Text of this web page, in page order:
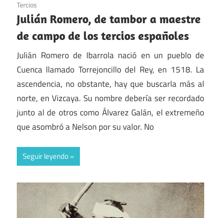
Tercios
Julián Romero, de tambor a maestre
de campo de los tercios españoles
Julián Romero de Ibarrola nació en un pueblo de
Cuenca llamado Torrejoncillo del Rey, en 1518. La
ascendencia, no obstante, hay que buscarla más al
norte, en Vizcaya. Su nombre debería ser recordado
junto al de otros como Álvarez Galán, el extremeño
que asombró a Nelson por su valor. No
Seguir leyendo